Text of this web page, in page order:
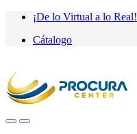
Saltar
navegación
saltar
contenido
¡De lo Virtual a lo Real!
Cátalogo